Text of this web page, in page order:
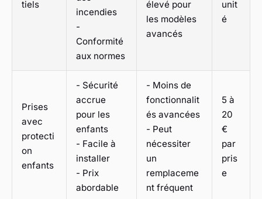
tiels
incendies
-
Conformité
aux normes
élevé pour
les modèles
avancés
unit
é
Prises
avec
protecti
on
enfants
- Sécurité
accrue
pour les
enfants
- Facile à
installer
- Prix
abordable
- Moins de
fonctionnalit
és avancées
- Peut
nécessiter
un
remplaceme
nt fréquent
5 à
20
€
par
pris
e